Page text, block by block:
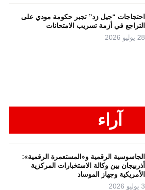
احتجاجات “جيل زد” تجبر حكومة مودي على
التراجع في أزمة تسريب الامتحانات
28 يوليو 2026
آراء
الجاسوسية الرقمية و«المستعمرة الرقمية»:
أذربيجان بين وكالة الاستخبارات المركزية
الأمريكية وجهاز الموساد
3 يوليو 2026